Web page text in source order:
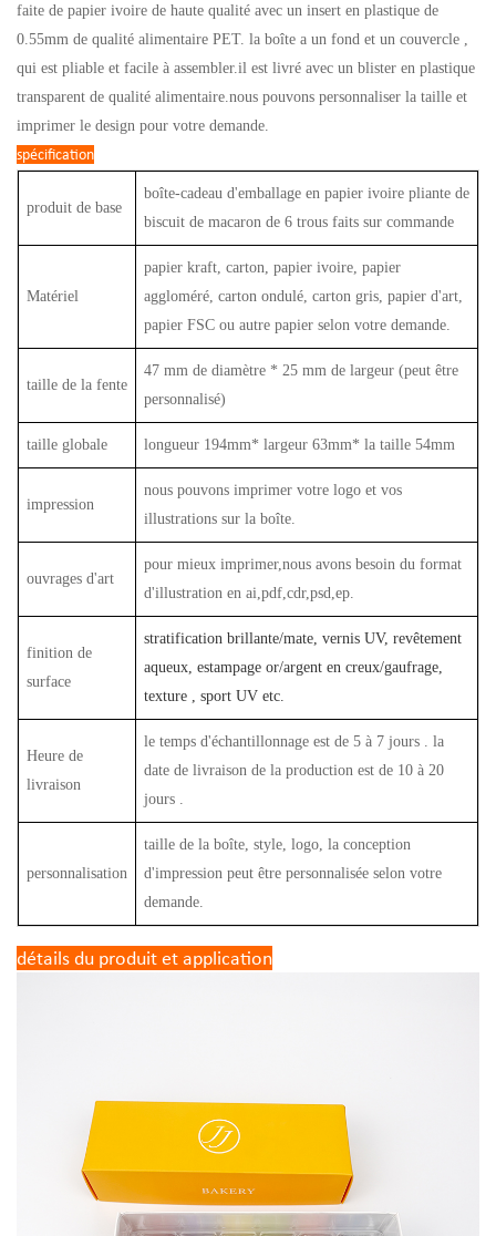
faite de papier ivoire de haute qualité avec un insert en plastique de
0.55mm de qualité alimentaire PET. la boîte a un fond et un couvercle
qui est pliable et facile à assembler.il est livré avec un blister en plastique
transparent de qualité alimentaire.nous pouvons personnaliser la taille et
imprimer le design pour votre demande.
spécification
produit de base
boîte-cadeau d'emballage en papier ivoire pliante de
biscuit de macaron de 6 trous faits sur commande
Matériel
papier kraft, carton, papier ivoire, papier
aggloméré, carton ondulé, carton gris, papier d'art,
papier FSC ou autre papier selon votre demande.
taille de la fente
47 mm de diamètre * 25 mm de largeur (peut être
personnalisé)
taille globale longueur 194mm* largeur 63mm* la taille 54mm
impression
nous pouvons imprimer votre logo et vos
illustrations sur la boîte.
ouvrages d'art
pour mieux imprimer,nous avons besoin du format
d'illustration en ai,pdf,cdr,psd,ep.
finition de
surface
stratification brillante/mate, vernis UV, revêtement
aqueux, estampage or/argent en creux/gaufrage,
texture , sport UV etc.
Heure de
livraison
le temps d'échantillonnage est de 5 à 7 jours . la
date de livraison de la production est de 10 à 20
jours .
personnalisation
taille de la boîte, style, logo, la conception
d'impression peut être personnalisée selon votre
demande.
détails du produit et application